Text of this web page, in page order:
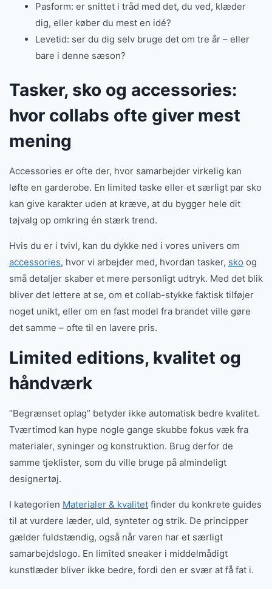
Pasform: er snittet i tråd med det, du ved, klæder
dig, eller køber du mest en idé?
Levetid: ser du dig selv bruge det om tre år – eller
bare i denne sæson?
Tasker, sko og accessories:
hvor collabs ofte giver mest
mening
Accessories er ofte der, hvor samarbejder virkelig kan
løfte en garderobe. En limited taske eller et særligt par sko
kan give karakter uden at kræve, at du bygger hele dit
tøjvalg op omkring én stærk trend.
Hvis du er i tvivl, kan du dykke ned i vores univers om
accessories, hvor vi arbejder med, hvordan tasker, sko og
små detaljer skaber et mere personligt udtryk. Med det blik
bliver det lettere at se, om et collab-stykke faktisk tilføjer
noget unikt, eller om en fast model fra brandet ville gøre
det samme – ofte til en lavere pris.
Limited editions, kvalitet og
håndværk
“Begrænset oplag” betyder ikke automatisk bedre kvalitet.
Tværtimod kan hype nogle gange skubbe fokus væk fra
materialer, syninger og konstruktion. Brug derfor de
samme tjeklister, som du ville bruge på almindeligt
designertøj.
I kategorien Materialer & kvalitet finder du konkrete guides
til at vurdere læder, uld, synteter og strik. De principper
gælder fuldstændig, også når varen har et særligt
samarbejdslogo. En limited sneaker i middelmådigt
kunstlæder bliver ikke bedre, fordi den er svær at få fat i.